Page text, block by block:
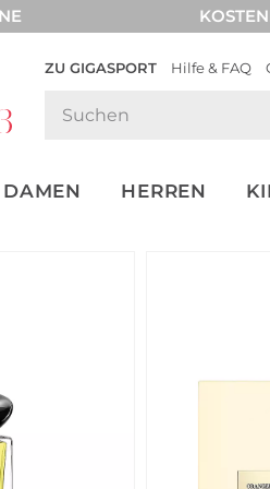
ZU GIGASPORT Hilfe & FAQ
DAMEN HERREN